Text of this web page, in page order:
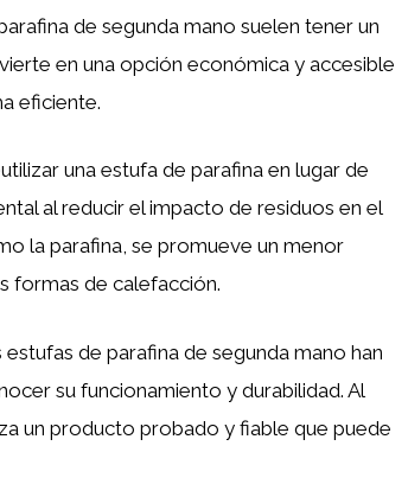
de segunda mano suelen tener un
en una opción económica y accesible
eficiente.
una estufa de parafina en lugar de
al reducir el impacto de residuos en el
la parafina, se promueve un menor
formas de calefacción.
estufas de parafina de segunda mano han
su funcionamiento y durabilidad. Al
un producto probado y fiable que puede